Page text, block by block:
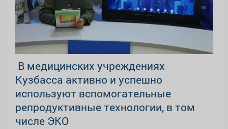
В медицинских учреждениях
Кузбасса активно и успешно
используют вспомогательные
репродуктивные технологии, в том
числе ЭКО